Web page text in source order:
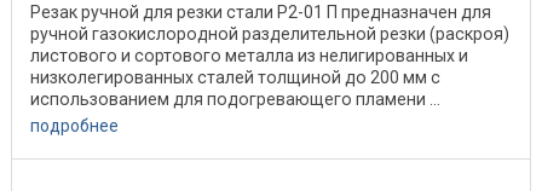
Резак ручной для резки стали Р2-01 П предназначен для
ручной газокислородной разделительной резки (раскроя)
листового и сортового металла из нелигированных и
низколегированных сталей толщиной до 200 мм с
использованием для подогревающего пламени ...
подробнее